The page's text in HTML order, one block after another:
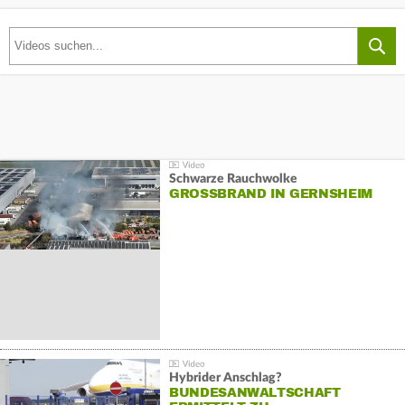
Schwarze Rauchwolke
GROSSBRAND IN GERNSHEIM
Hybrider Anschlag?
BUNDESANWALTSCHAFT